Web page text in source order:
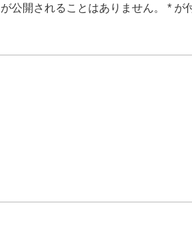
公開されることはありません。 * が